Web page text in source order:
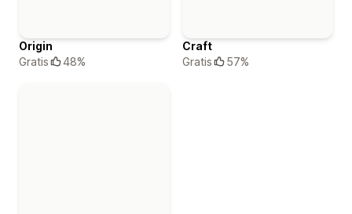
Origin
Gratis
48%
Craft
Gratis
57%